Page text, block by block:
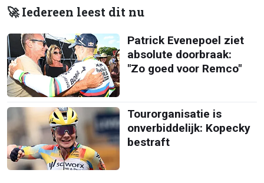
🚀 Iedereen leest dit nu
Patrick Evenepoel ziet
absolute doorbraak:
"Zo goed voor Remco"
Tourorganisatie is
onverbiddelijk: Kopecky
bestraft